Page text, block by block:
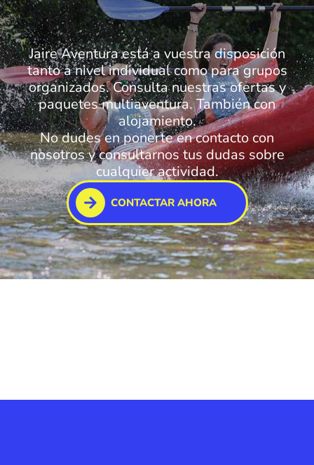
Jaire Aventura está a vuestra disposición
tanto a nivel individual como para grupos
organizados. Consulta nuestras ofertas y
paquetes multiaventura. También con
alojamiento.
No dudes en ponerte en contacto con
nosotros y consultarnos tus dudas sobre
cualquier actividad.
CONTACTAR AHORA